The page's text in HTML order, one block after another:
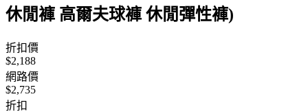
休閒褲 高爾夫球褲 休閒彈性褲)
折扣價
$2,188
網路價
$2,735
折扣